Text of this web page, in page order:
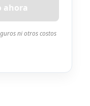
ahora
ni otros costos